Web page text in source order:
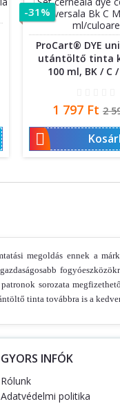
ProCart® DYE
utántöltő tinta
100 ml, BK / C
Ár
1 797 Ft
ár
2

-31%
megoldás ennek a
sorozata
tinta továbbra is a
GYORS INFÓK
Rólunk
Adatvédelmi politika